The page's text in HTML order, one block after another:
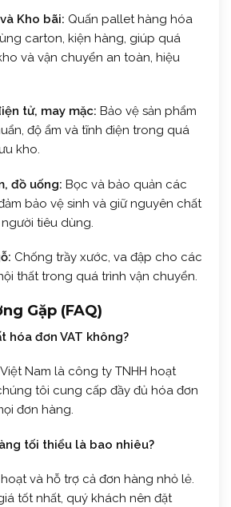
Kho bãi: Quấn pallet hàng hóa
carton, kiện hàng, giúp quá
và vận chuyển an toàn, hiệu
tử, may mặc: Bảo vệ sản phẩm
độ ẩm và tĩnh điện trong quá
kho.
đồ uống: Bọc và bảo quản các
bảo vệ sinh và giữ nguyên chất
tiêu dùng.
Chống trầy xước, va đập cho các
thất trong quá trình vận chuyển.
Gặp (FAQ)
hóa đơn VAT không?
Nam là công ty TNHH hoạt
tôi cung cấp đầy đủ hóa đơn
đơn hàng.
tối thiểu là bao nhiêu?
và hỗ trợ cả đơn hàng nhỏ lẻ.
tốt nhất, quý khách nên đặt